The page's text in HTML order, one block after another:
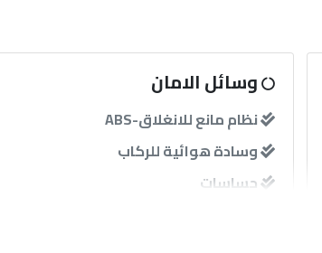
وسائل الامان
نظام مانع للانغلاق-ABS
وسادة هوائية للركاب
حساسات